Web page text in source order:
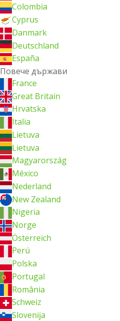
Colombia
Cyprus
Danmark
Deutschland
España
Повече държави
France
Great Britain
Hrvatska
Italia
Lietuva
Lietuva
Magyarország
México
Nederland
New Zealand
Nigeria
Norge
Österreich
Perú
Polska
Portugal
România
Schweiz
Slovenija